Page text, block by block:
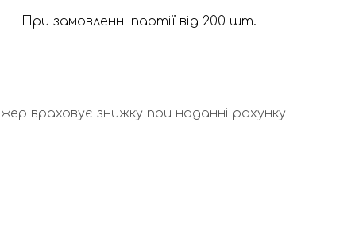
При замовленні партії від 200 шт.
враховує знижку при наданні рахунку